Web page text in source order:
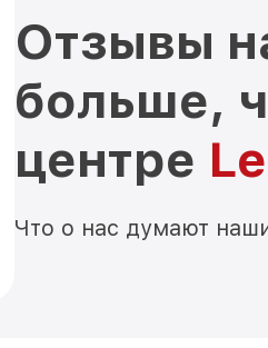
Отзывы
больше,
центре
Что о нас думают